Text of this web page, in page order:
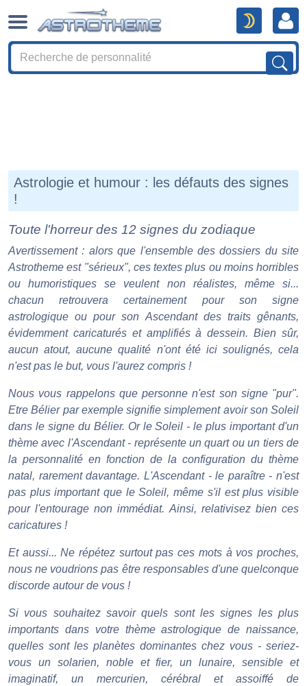
Astrologie et humour : les défauts des signes
!
Toute l'horreur des 12 signes du zodiaque
Avertissement : alors que l'ensemble des dossiers du site
Astrotheme est "sérieux", ces textes plus ou moins horribles
ou humoristiques se veulent non réalistes, même si...
chacun retrouvera certainement pour son signe
astrologique ou pour son Ascendant des traits gênants,
évidemment caricaturés et amplifiés à dessein. Bien sûr,
aucun atout, aucune qualité n'ont été ici soulignés, cela
n'est pas le but, vous l'aurez compris !
Nous vous rappelons que personne n'est son signe "pur".
Etre Bélier par exemple signifie simplement avoir son Soleil
dans le signe du Bélier. Or le Soleil - le plus important d'un
thème avec l'Ascendant - représente un quart ou un tiers de
la personnalité en fonction de la configuration du thème
natal, rarement davantage. L'Ascendant - le paraître - n'est
pas plus important que le Soleil, même s'il est plus visible
pour l'entourage non immédiat. Ainsi, relativisez bien ces
caricatures !
Et aussi... Ne répétez surtout pas ces mots à vos proches,
nous ne voudrions pas être responsables d'une quelconque
discorde autour de vous !
Si vous souhaitez savoir quels sont les signes les plus
importants dans votre thème astrologique de naissance,
quelles sont les planètes dominantes chez vous - seriez-
vous un solarien, noble et fier, un lunaire, sensible et
imaginatif, un mercurien, cérébral et assoiffé de